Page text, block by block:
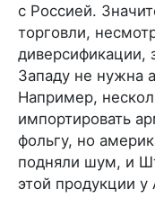
с Россией.
торговли,
диверсификации,
Западу не нужна
Например,
импортировать
фольгу, но
подняли шум, и
этой продукции